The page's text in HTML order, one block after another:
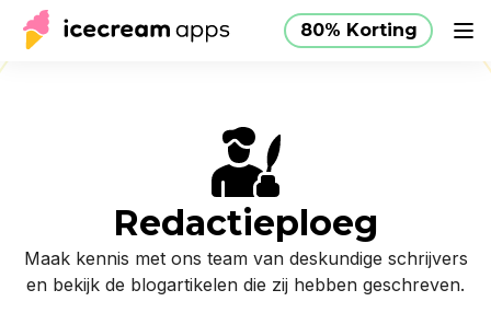
80% Korting
Producten Helpcentrum 80% Korting
NL
Redactieploeg
Maak kennis met ons team van deskundige schrijvers
en bekijk de blogartikelen die zij hebben geschreven.